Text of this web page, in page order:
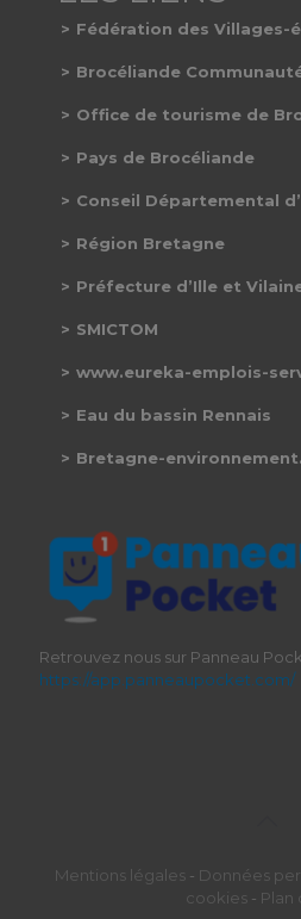
Fédération des Villages-
Brocéliande
Office de tourisme de
Pays de Brocéliande
Conseil Départemental
Région Bretagne
Préfecture d’Ille et
SMICTOM
www.eureka-emplois-
Eau du bassin Rennais
Bretagne-
Retrouvez nous sur Panneau
https://app.panneaupocket.com/
Mentions légales - Données
cookies- Plan